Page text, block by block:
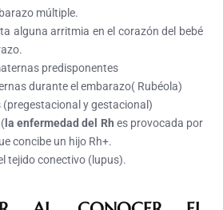
múltiple.
alguna arritmia en el corazón del bebé
predisponentes
durante el embarazo( Rubéola)
(pregestacional y gestacional)
la enfermedad del Rh es provocada por
concibe un hijo Rh+.
tejido conectivo (lupus).